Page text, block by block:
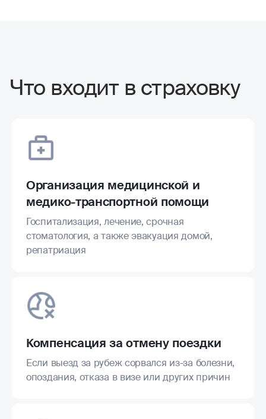
Что входит в страховку
Организация медицинской и
медико-транспортной помощи
Госпитализация, лечение, срочная
стоматология, а также эвакуация домой,
репатриация
Компенсация за отмену поездки
Если выезд за рубеж сорвался из-за болезни,
опоздания, отказа в визе или других причин